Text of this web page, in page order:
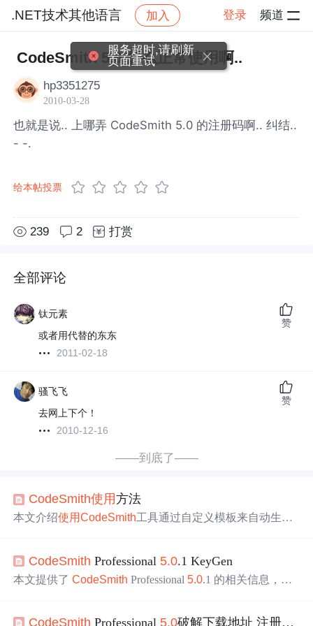
.NET技术其他语言 加入 登录 频道
社区 .NET技术其他语言 帖子详情
CodeSmith 5.0 怎么正常使用啊..
hp3351275
2010-03-28
也就是说.. 上哪弄 CodeSmith 5.0 的注册码啊.. 纠结..
- -.
给本帖投票
239 2 打赏
全部评论
钛元素
或者用代替的东东
2011-02-18
赞
骚飞飞
去网上下个！
2010-12-16
赞
——到底了——
CodeSmith使用方法
本文介绍使用CodeSmith工具通过自定义模板来自动生成
据数据库表结构动态生成对应的实体类。
CodeSmith Professional 5.0.1 KeyGen
本文提供了CodeSmith Professional5.0.1 的相关信息，包
CodeSmith Professional 5.0破解下载地址 注册机 keygen
服务超时,请刷新
页面重试